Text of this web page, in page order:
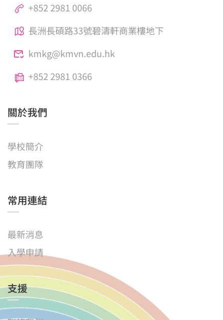
+852 2981 0066
長洲長碩路33號碧濤軒商業樓地下
kmkg@kmvn.edu.hk
+852 2981 0366
關於我們
學校簡介
教育團隊
常用連結
最新消息
入學申請
支援